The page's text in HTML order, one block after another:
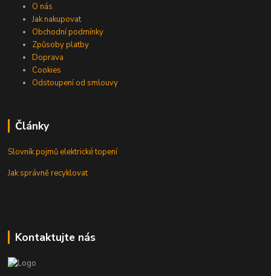
O nás
Jak nakupovat
Obchodní podmínky
Způsoby platby
Doprava
Cookies
Odstoupení od smlouvy
Články
Slovník pojmů elektrické topení
Jak správně recyklovat
Kontaktujte nás